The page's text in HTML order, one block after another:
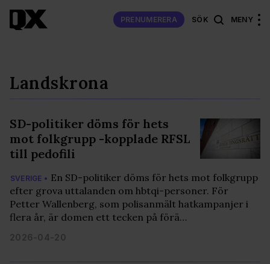
PRENUMERERA SÖK MENY
Landskrona
SD-politiker döms för hets
mot folkgrupp -kopplade RFSL
till pedofili
SVERIGE • En SD-politiker döms för hets mot folkgrupp
efter grova uttalanden om hbtqi-personer. För
Petter Wallenberg, som polisanmält hatkampanjer i
flera år, är domen ett tecken på förä…
2026-04-20